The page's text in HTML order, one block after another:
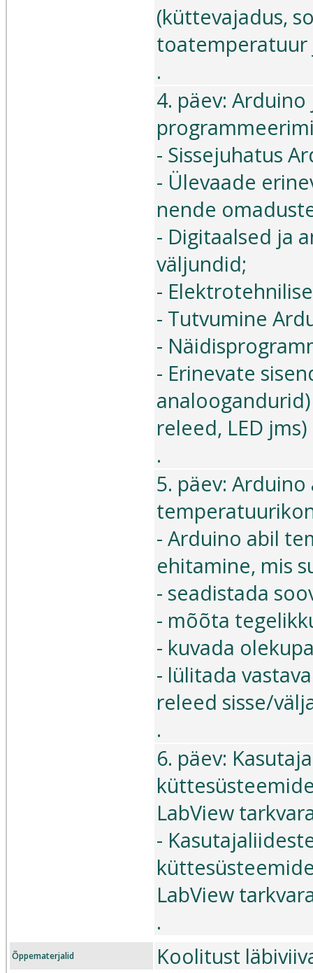
(küttevajadus,
toatemperatuur
.
4. päev:
- Sissejuhatus
- Ülevaade
nende
- Digitaalsed ja
väljundid;
-
- Tutvumine
-
- Erinevate
releed, LED
.
5. päev: Arduino
- Arduino abil
ehitamine, mis
- seadistada
- mõõta
- kuvada
- lülitada
releed sisse/
.
6. päev:
LabView
-
LabView
.
Õppematerjalid Koolitust